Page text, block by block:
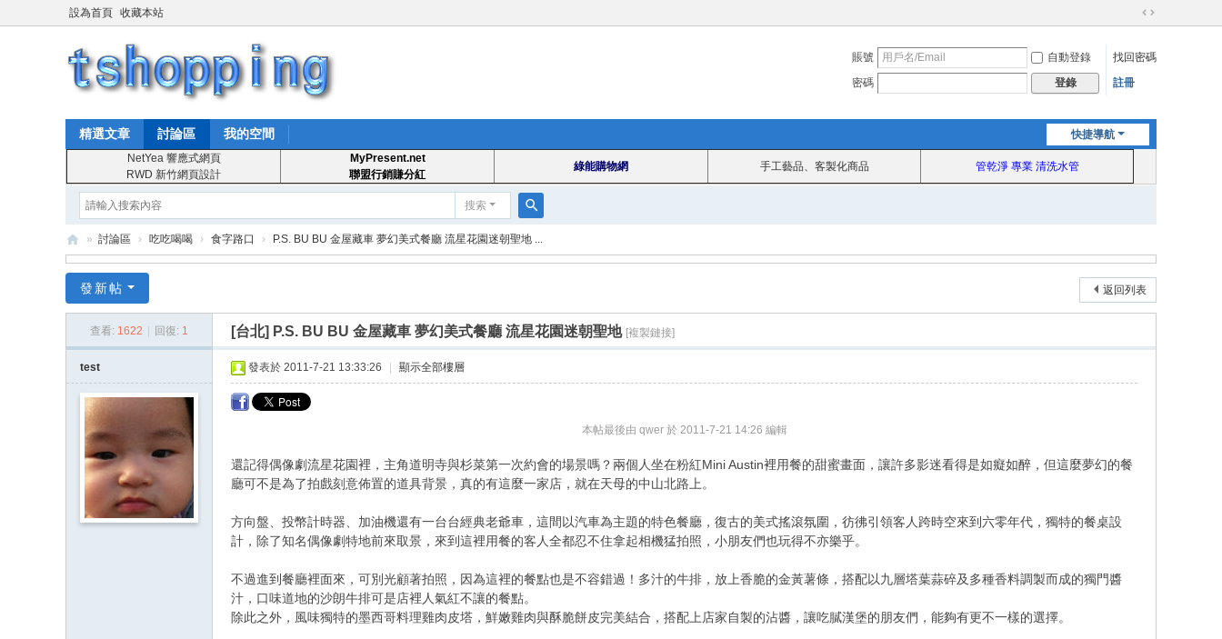
設為首頁 收藏本站
切
到
賬號 自動登錄
找回密碼
密碼
登錄 註冊
快捷導航
精選文章 討論區 我的空間
NetYea 響應式網頁
RWD 新竹網頁設計
MyPresent.net
聯盟行銷賺分紅
綠能購物網 手工藝品、客製化商品 管乾淨 專業 清洗水管
搜索
搜
索
T
ho
pp
» 討論區 › 吃吃喝喝 › 食字路口 › P.S. BU BU 金屋藏車 夢幻美式餐廳 流星花園迷朝聖地 ...
返回列表
發新帖
查看: 1622 回復: 1 [台北] P.S. BU BU 金屋藏車 夢幻美式餐廳 流星花園迷朝聖地 [複製鏈接]
test 發表於 2011-7-21 13:33:26 顯示全部樓層
本帖最後由 qwer 於 2011-7-21 14:26 編輯
還記得偶像劇流星花園裡，主角道明寺與杉菜第一次約會的場景嗎？兩個人坐在粉紅Mini Austin裡用餐的甜蜜畫面，讓許多影迷看得是如癡如醉，但這麼夢幻的餐
廳可不是為了拍戲刻意佈置的道具背景，真的有這麼一家店，就在天母的中山北路上。
方向盤、投幣計時器、加油機還有一台台經典老爺車，這間以汽車為主題的特色餐廳，復古的美式搖滾氛圍，彷彿引領客人跨時空來到六零年代，獨特的餐桌設
計，除了知名偶像劇特地前來取景，來到這裡用餐的客人全都忍不住拿起相機猛拍照，小朋友們也玩得不亦樂乎。
不過進到餐廳裡面來，可別光顧著拍照，因為這裡的餐點也是不容錯過！多汁的牛排，放上香脆的金黃薯條，搭配以九層塔葉蒜碎及多種香料調製而成的獨門醬
汁，口味道地的沙朗牛排可是店裡人氣紅不讓的餐點。
除此之外，風味獨特的墨西哥料理雞肉皮塔，鮮嫩雞肉與酥脆餅皮完美結合，搭配上店家自製的沾醬，讓吃膩漢堡的朋友們，能夠有更不一樣的選擇。